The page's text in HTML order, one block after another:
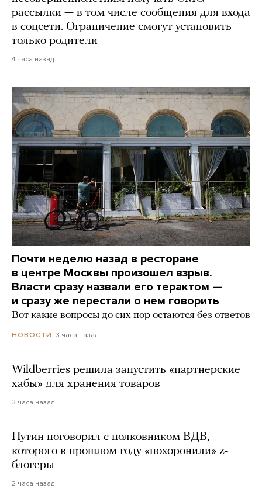
рассылки — в том числе сообщения для входа
в соцсети. Ограничение смогут установить
только родители
4 часа назад
Почти неделю назад в ресторане
в центре Москвы произошел взрыв.
Власти сразу назвали его терактом —
и сразу же перестали о нем говорить
Вот какие вопросы до сих пор остаются без ответов
НОВОСТИ 3 часа назад
Wildberries решила запустить «партнерские
хабы» для хранения товаров
3 часа назад
Путин поговорил с полковником ВДВ,
которого в прошлом году «похоронили» z-
блогеры
2 часа назад